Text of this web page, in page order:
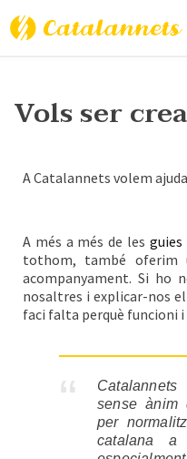
Vols ser
A Catalannets volem
A més a més de les guies
tothom, també oferim
acompanyament. Si ho
nosaltres i explicar-nos
faci falta perquè funcioni
sense ànim
per
catalana a